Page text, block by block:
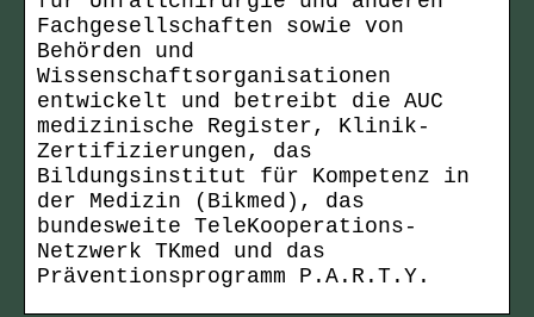
Fachgesellschaften sowie von
Behörden und
Wissenschaftsorganisationen
entwickelt und betreibt die AUC
medizinische Register, Klinik-
Zertifizierungen, das
Bildungsinstitut für Kompetenz in
der Medizin (Bikmed), das
bundesweite TeleKooperations-
Netzwerk TKmed und das
Präventionsprogramm P.A.R.T.Y.